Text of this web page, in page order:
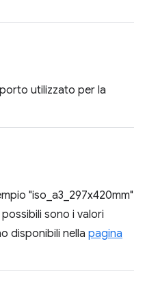
utilizzato per la
"iso_a3_297x420mm"
sono i valori
disponibili nella pagina